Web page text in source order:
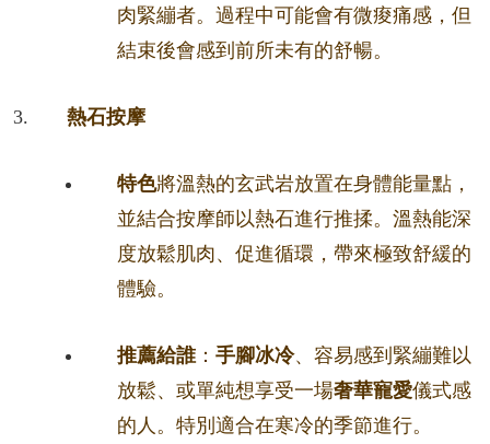
肉緊繃者。過程中可能會有微痠痛感，但
結束後會感到前所未有的舒暢。
熱石按摩
特色將溫熱的玄武岩放置在身體能量點，
並結合按摩師以熱石進行推揉。溫熱能深
度放鬆肌肉、促進循環，帶來極致舒緩的
體驗。
推薦給誰 ： 手腳冰冷、容易感到緊繃難以
放鬆、或單純想享受一場奢華寵愛儀式感
的人。特別適合在寒冷的季節進行。